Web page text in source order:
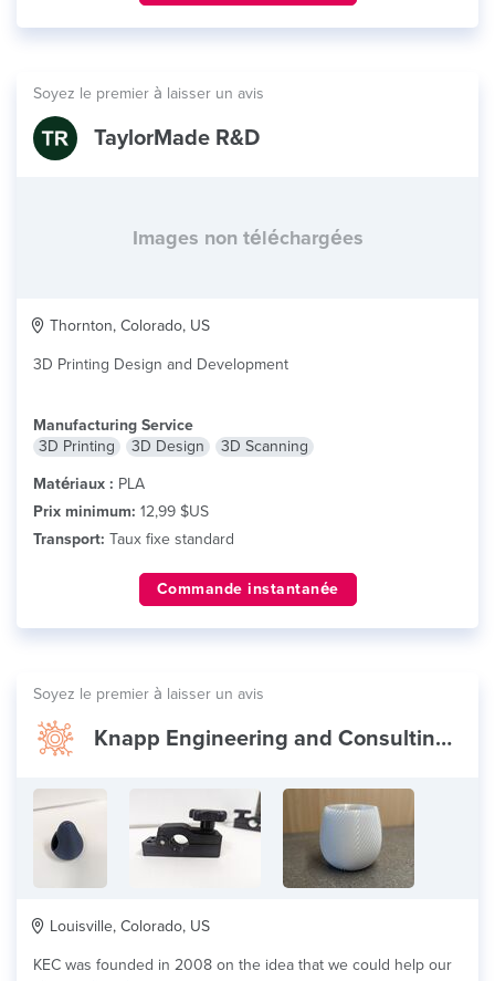
Soyez le premier à laisser un avis
TaylorMade R&D
Images non téléchargées
Thornton, Colorado, US
3D Printing Design and Development
Manufacturing Service
3D Printing
3D Design
3D Scanning
Matériaux : PLA
Prix minimum: 12,99 $US
Transport: Taux fixe standard
Commande instantanée
Soyez le premier à laisser un avis
Knapp Engineering and Consulting (KEC)
Louisville, Colorado, US
KEC was founded in 2008 on the idea that we could help our